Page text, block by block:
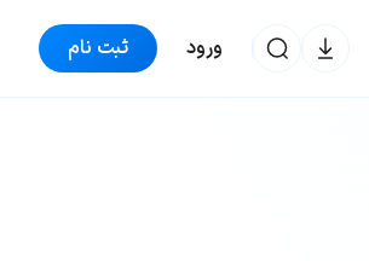
ورود ثبت نام